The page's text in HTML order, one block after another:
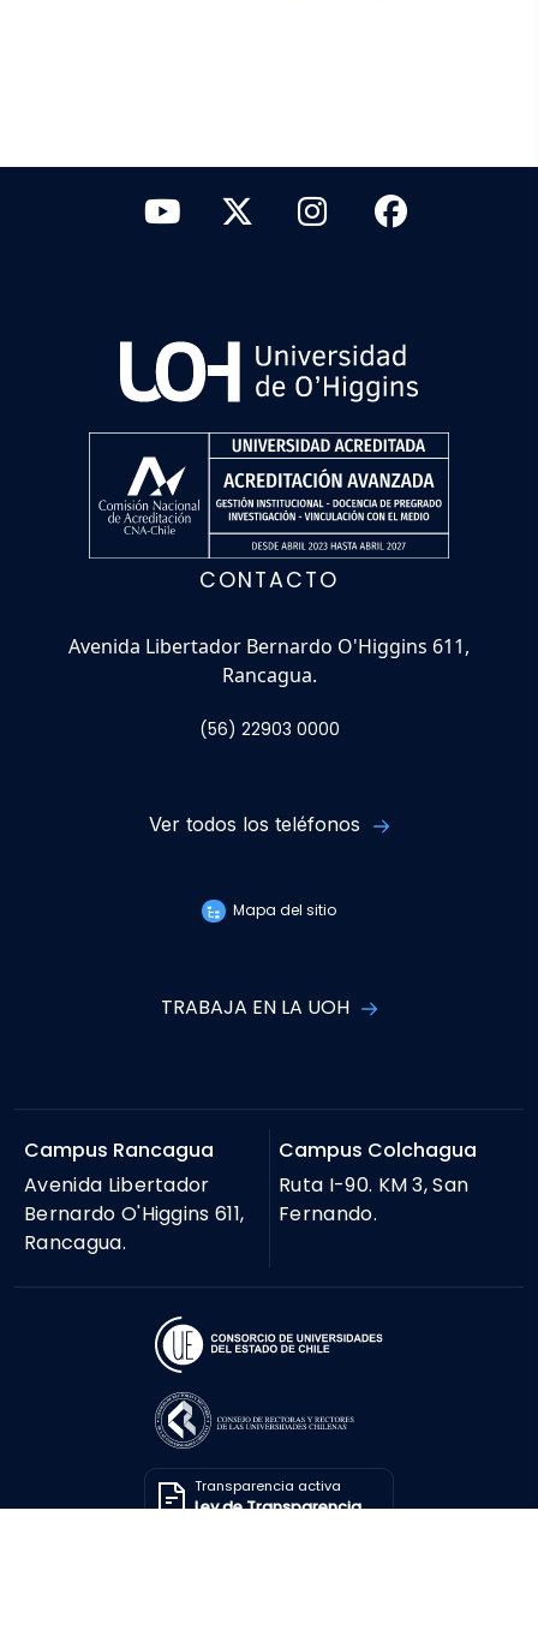
CONTACTO
Avenida Libertador Bernardo O'Higgins 611,
Rancagua.
(56) 22903 0000
Ver todos los teléfonos
Mapa del sitio
TRABAJA EN LA UOH
Campus Rancagua
Avenida Libertador
Bernardo O'Higgins 611,
Rancagua.
Campus Colchagua
Ruta I-90. KM 3, San
Fernando.
Transparencia activa
Ley de Transparencia